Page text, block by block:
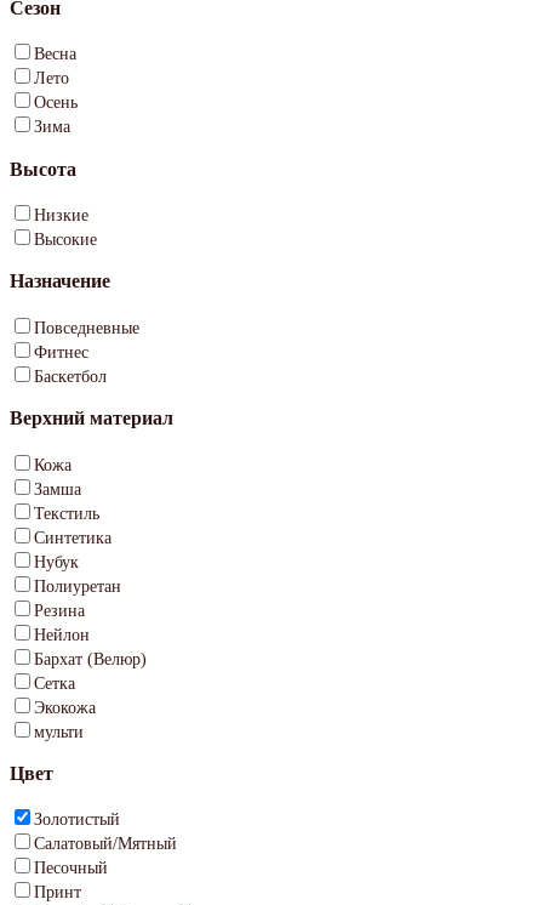
Сезон
Весна
Лето
Осень
Зима
Высота
Низкие
Высокие
Назначение
Повседневные
Фитнес
Баскетбол
Верхний материал
Кожа
Замша
Текстиль
Синтетика
Нубук
Полиуретан
Резина
Нейлон
Бархат (Велюр)
Сетка
Экокожа
мульти
Цвет
Золотистый
Салатовый/Мятный
Песочный
Принт